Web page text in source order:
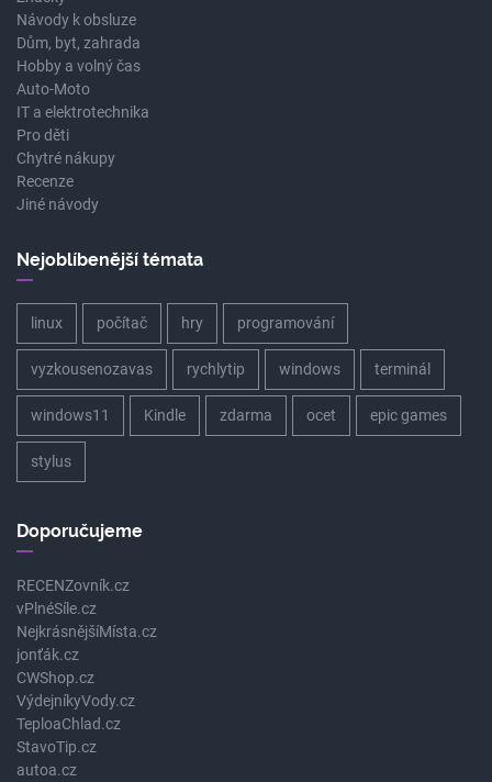
Návody k obsluze
Dům, byt, zahrada
Hobby a volný čas
Auto-Moto
IT a elektrotechnika
Pro děti
Chytré nákupy
Recenze
Jiné návody
Nejoblíbenější témata
linux počítač hry programování
vyzkousenozavas rychlytip windows terminál
windows11 Kindle zdarma ocet epic games
stylus
Doporučujeme
RECENZovník.cz
vPlnéSíle.cz
NejkrásnějšíMísta.cz
jonťák.cz
CWShop.cz
VýdejníkyVody.cz
TeploaChlad.cz
StavoTip.cz
autoa.cz